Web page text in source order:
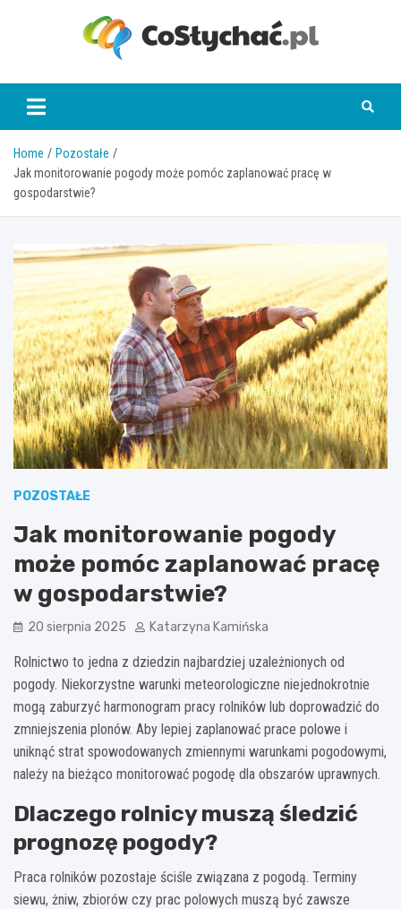
coslychac.pl
Home
Pozostałe
Jak monitorowanie pogody może pomóc zaplanować pracę w
gospodarstwie?
POZOSTAŁE
Jak monitorowanie pogody
może pomóc zaplanować pracę
w gospodarstwie?
20 sierpnia 2025 Katarzyna Kamińska
Rolnictwo to jedna z dziedzin najbardziej uzależnionych od
pogody. Niekorzystne warunki meteorologiczne niejednokrotnie
mogą zaburzyć harmonogram pracy rolników lub doprowadzić do
zmniejszenia plonów. Aby lepiej zaplanować prace polowe i
uniknąć strat spowodowanych zmiennymi warunkami pogodowymi,
należy na bieżąco monitorować pogodę dla obszarów uprawnych.
Dlaczego rolnicy muszą śledzić
prognozę pogody?
Praca rolników pozostaje ściśle związana z pogodą. Terminy
siewu, żniw, zbiorów czy prac polowych muszą być zawsze